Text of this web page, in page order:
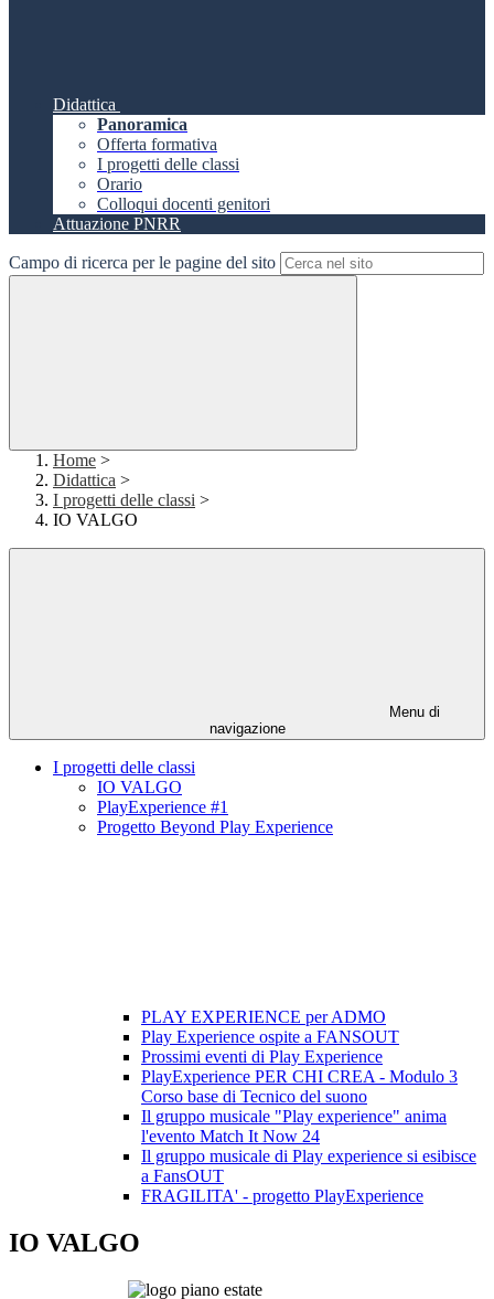
Didattica
Panoramica
Offerta formativa
I progetti delle classi
Orario
Colloqui docenti genitori
Attuazione PNRR
Campo di ricerca per le pagine del sito
Home >
Didattica >
I progetti delle classi >
IO VALGO
Menu di
navigazione
I progetti delle classi
IO VALGO
PlayExperience #1
Progetto Beyond Play Experience
PLAY EXPERIENCE per ADMO
Play Experience ospite a FANSOUT
Prossimi eventi di Play Experience
PlayExperience PER CHI CREA - Modulo 3
Corso base di Tecnico del suono
Il gruppo musicale "Play experience" anima
l'evento Match It Now 24
Il gruppo musicale di Play experience si esibisce
a FansOUT
FRAGILITA' - progetto PlayExperience
IO VALGO